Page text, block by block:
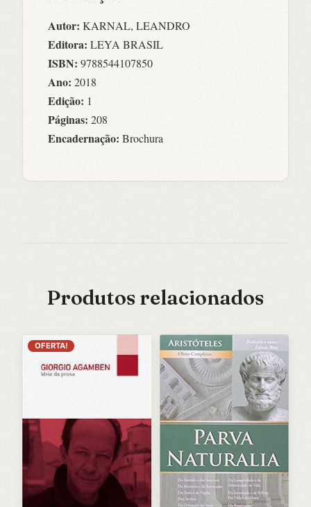
Autor: KARNAL, LEANDRO
Editora: LEYA BRASIL
ISBN: 9788544107850
Ano: 2018
Edição: 1
Páginas: 208
Encadernação: Brochura
Produtos relacionados
OFERTA!